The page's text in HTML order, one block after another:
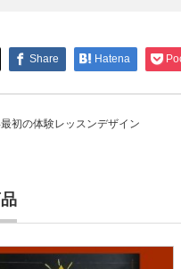
Share Hatena
初の体験レッスンデザイン